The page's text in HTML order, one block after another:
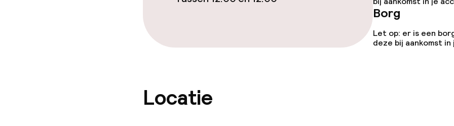
Vegetarische opties
Schoonmaakvoorzieningen
Borg
Let op: er is een
deze bij aankomst
Locatie